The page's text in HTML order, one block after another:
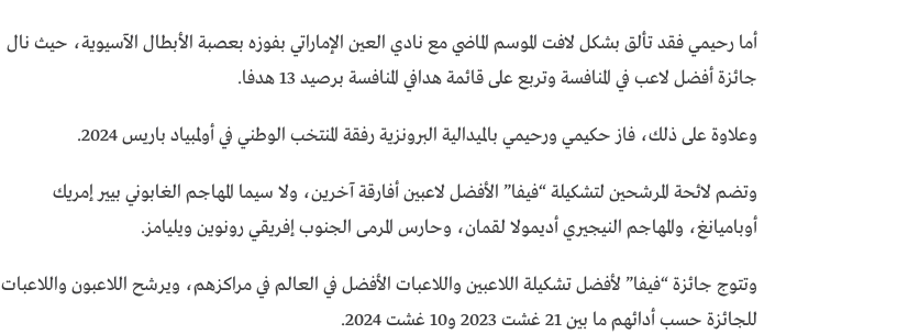
أما رحيمي فقد تألق بشكل لافت الموسم الماضي مع نادي العين الإماراتي بفوزه بعصبة الأبطال الآسيوية، حيث نال
جائزة أفضل لاعب في المنافسة وتربع على قائمة هدافي المنافسة برصيد 13 هدفا.
وعلاوة على ذلك، فاز حكيمي ورحيمي بالميدالية البرونزية رفقة المنتخب الوطني في أولمبياد باريس 2024.
وتضم لائحة المرشحين لتشكيلة “فيفا” الأفضل لاعبين أفارقة آخرين، ولا سيما المهاجم الغابوني بيير إمريك
أوباميانغ، والمهاجم النيجيري أديمولا لقمان، وحارس المرمى الجنوب إفريقي رونوين ويليامز.
وتتوج جائزة “فيفا” لأفضل تشكيلة اللاعبين واللاعبات الأفضل في العالم في مراكزهم، ويرشح اللاعبون واللاعبات
للجائزة حسب أدائهم ما بين 21 غشت 2023 و10 غشت 2024.